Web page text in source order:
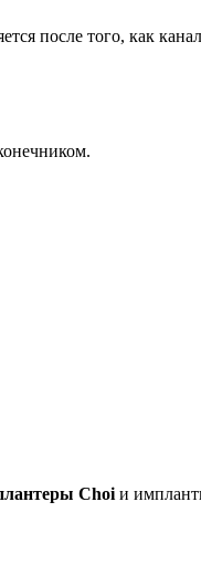
после того, как
Choiи